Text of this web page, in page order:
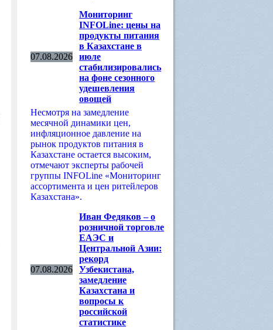
07.08.2026
Мониторинг
INFOLine: цены на
продукты питания
в Казахстане в
июле
стабилизировались
на фоне сезонного
удешевления
овощей
Несмотря на замедление
месячной динамики цен,
инфляционное давление на
рынок продуктов питания в
Казахстане остается высоким,
отмечают эксперты рабочей
группы INFOLine «Мониторинг
ассортимента и цен ритейлеров
Казахстана».
07.08.2026
Иван Федяков – о
розничной торговле
ЕАЭС и
Центральной Азии:
рекорд
Узбекистана,
замедление
Казахстана и
вопросы к
российской
статистике